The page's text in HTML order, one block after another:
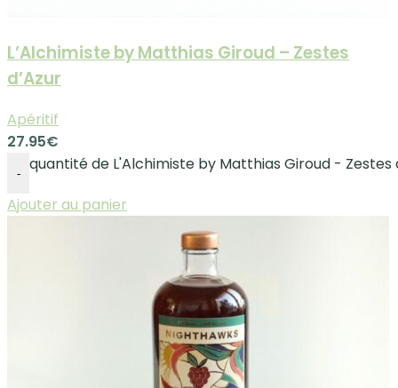
L’Alchimiste by Matthias Giroud – Zestes
d’Azur
Apéritif
27.95€
-
quantité de L'Alchimiste by Matthias Giroud - Zestes
Ajouter au panier